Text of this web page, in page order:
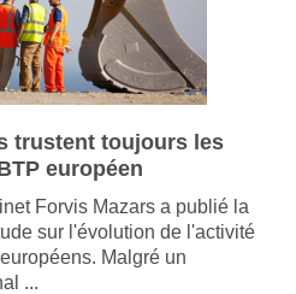
trustent toujours les
européen
Forvis Mazars a publié la
sur l'évolution de l'activité
Malgré un
...